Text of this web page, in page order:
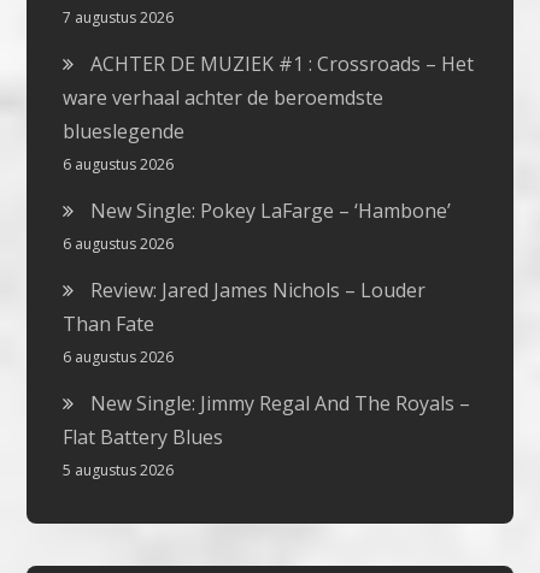
7 augustus 2026
ACHTER DE MUZIEK #1 : Crossroads – Het
ware verhaal achter de beroemdste
blueslegende
6 augustus 2026
New Single: Pokey LaFarge – ‘Hambone’
6 augustus 2026
Review: Jared James Nichols – Louder
Than Fate
6 augustus 2026
New Single: Jimmy Regal And The Royals –
Flat Battery Blues
5 augustus 2026